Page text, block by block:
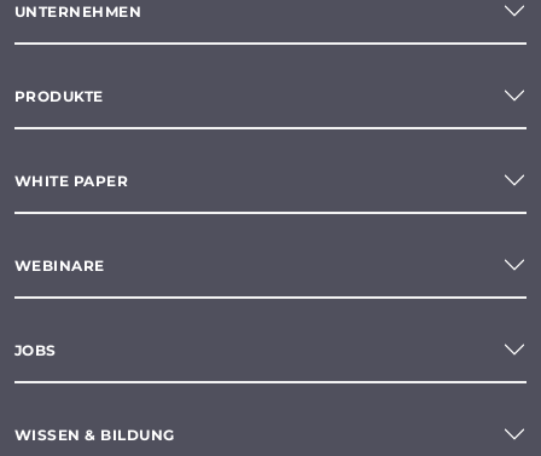
UNTERNEHMEN
PRODUKTE
WHITE PAPER
WEBINARE
JOBS
WISSEN & BILDUNG